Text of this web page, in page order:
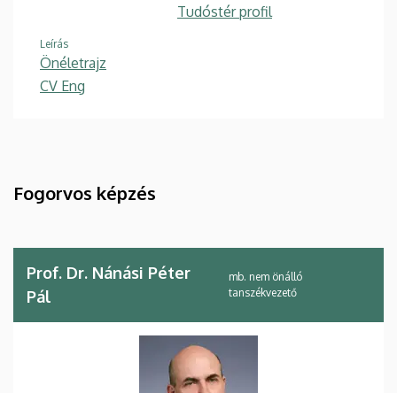
Tudóstér profil
Leírás
Önéletrajz
CV Eng
Fogorvos képzés
Prof. Dr. Nánási Péter
Pál
mb. nem önálló
tanszékvezető